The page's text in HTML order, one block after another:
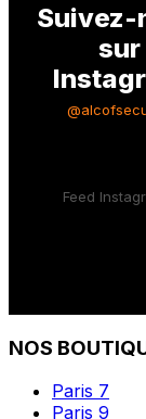
Suivez-
sur
Feed
NOS
Paris 7
Paris 9